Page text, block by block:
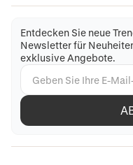
Entdecken Sie neue
Newsletter für
exklusive Angebote.